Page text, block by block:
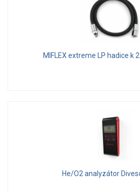
MIFLEX extreme LP hadice k
He/O2 analyzátor